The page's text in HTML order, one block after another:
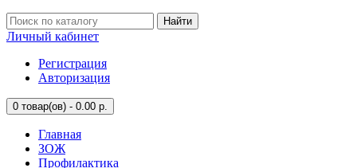
Найти
Личный кабинет
Регистрация
Авторизация
0 товар(ов) - 0.00 р.
Главная
ЗОЖ
Профилактика